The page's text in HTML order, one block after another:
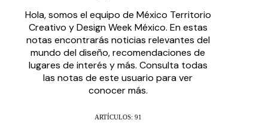
Hola, somos el equipo de México Territorio
Creativo y Design Week México. En estas
notas encontrarás noticias relevantes del
mundo del diseño, recomendaciones de
lugares de interés y más. Consulta todas
las notas de este usuario para ver
conocer más.
ARTÍCULOS: 91